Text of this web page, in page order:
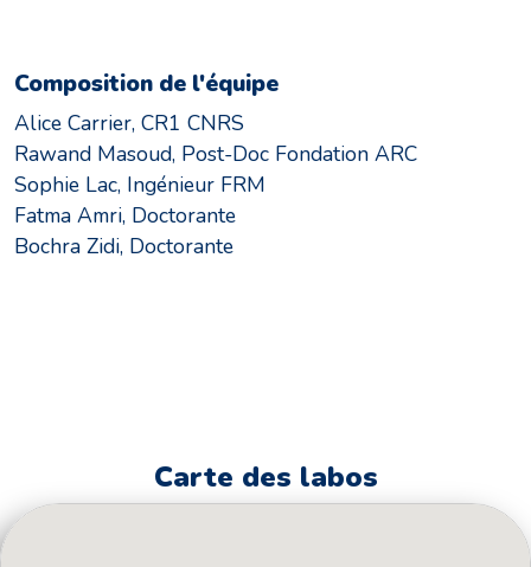
Composition de l'équipe
Alice Carrier, CR1 CNRS
Rawand Masoud, Post-Doc Fondation ARC
Sophie Lac, Ingénieur FRM
Fatma Amri, Doctorante
Bochra Zidi, Doctorante
Carte des labos